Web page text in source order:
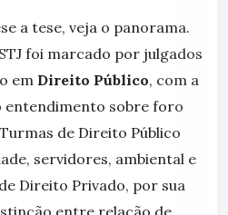
a tese, veja o panorama.
foi marcado por julgados
em Direito Público, com a
entendimento sobre foro
de Direito Público
servidores, ambiental e
Direito Privado, por sua
entre relação de